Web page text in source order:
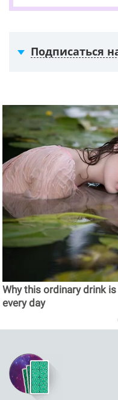
Подписаться
Why this ordinary drink
every day